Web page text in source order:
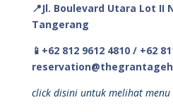
📍Jl. Boulevard Utara Lot II
Tangerang
📱+62 812 9612 4810 / +62
click disini untuk melihat